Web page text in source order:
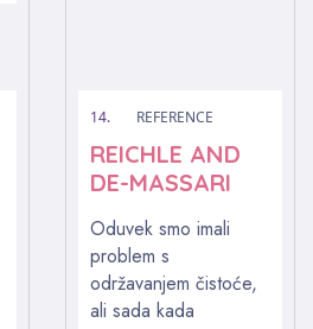
14. REFERENCE
REICHLE AND
DE-MASSARI
Oduvek smo imali
problem s
održavanjem čistoće,
ali sada kada